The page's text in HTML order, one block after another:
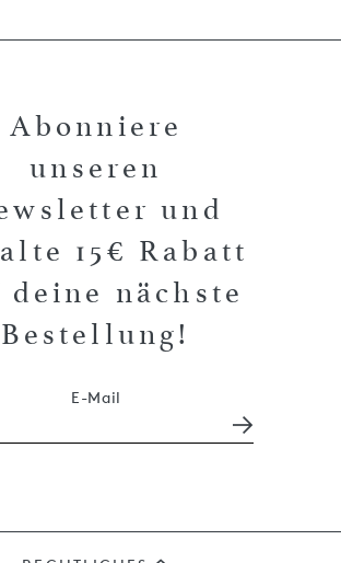
Abonniere
unseren
und
15€ Rabatt
deine nächste
Bestellung!
E-Mail